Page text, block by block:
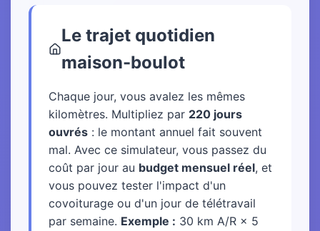
Le trajet quotidien
maison-boulot
Chaque jour, vous avalez les mêmes
kilomètres. Multipliez par 220 jours
ouvrés : le montant annuel fait souvent
mal. Avec ce simulateur, vous passez du
coût par jour au budget mensuel réel, et
vous pouvez tester l'impact d'un
covoiturage ou d'un jour de télétravail
par semaine. Exemple : 30 km A/R × 5